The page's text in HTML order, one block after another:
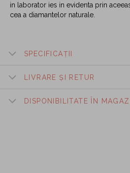
in laborator ies in evidenta prin
cea a diamantelor naturale.
SPECIFICAȚII
LIVRARE ȘI RETUR
DISPONIBILITATE ÎN